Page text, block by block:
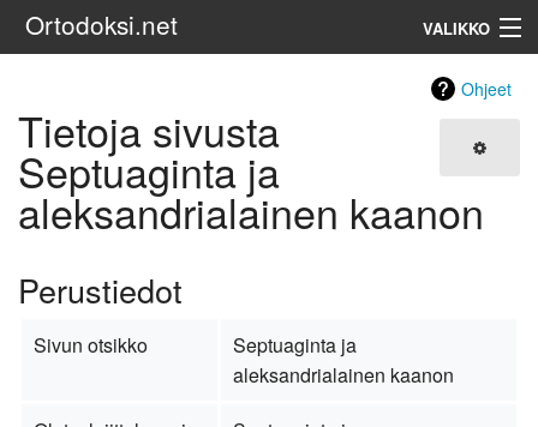
Ortodoksi.net VALIKKO
Haku
Ohjeet
Tietoja sivusta
Septuaginta ja
aleksandrialainen kaanon
Perustiedot
Sivun otsikko
Septuaginta ja
aleksandrialainen kaanon